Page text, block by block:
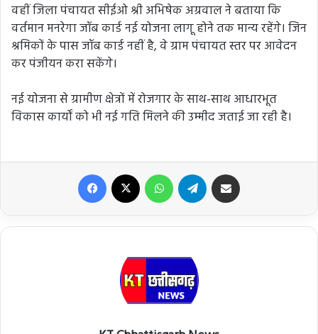
वहीं जिला पंचायत सीईओ श्री अभिषेक अग्रवाल ने बताया कि
वर्तमान मनरेगा जॉब कार्ड नई योजना लागू होने तक मान्य रहेंगे। जिन
श्रमिकों के पास जॉब कार्ड नहीं है, वे ग्राम पंचायत स्तर पर आवेदन
कर पंजीयन करा सकेंगे।
नई योजना से ग्रामीण क्षेत्रों में रोजगार के साथ-साथ आधारभूत
विकास कार्यों को भी नई गति मिलने की उम्मीद जताई जा रही है।
Facebook WhatsApp Telegram